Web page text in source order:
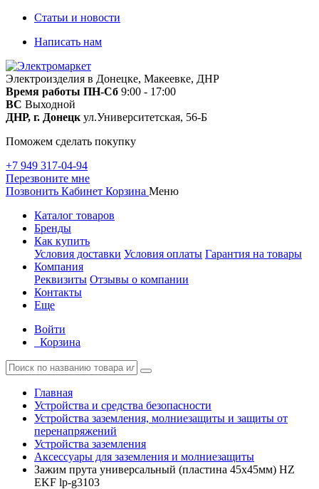
Статьи и новости
Написать нам
Электроизделия в Донецке, Макеевке, ДНР
Время работы ПН-Сб 9:00 - 17:00
ВС Выходной
ДНР, г. Донецк ул.Университетская, 56-Б
Поможем сделать покупку
+7 949 317-04-94
Перезвоните мне
Позвонить Кабинет Корзина Меню
Каталог товаров
Бренды
Как купить
Условия доставки Условия оплаты Гарантия на товары
Компания
Реквизиты Отзывы о компании
Контакты
Еще
Войти
Корзина
Главная
Устройства и средства безопасности
Устройства заземления, молниезащиты и защиты от
перенапряжений
Устройства заземления
Аксессуары для заземления и молниезащиты
Зажим прута универсальный (пластина 45х45мм) HZ
EKF lp-g3103